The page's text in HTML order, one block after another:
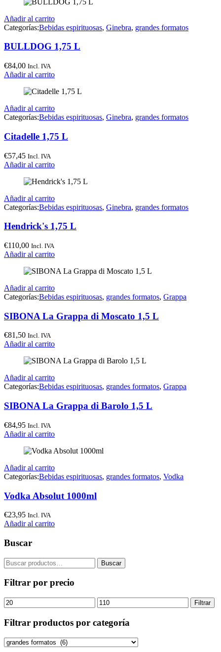
Añadir al carrito
Categorías:Bebidas espirituosas, Ginebra, grandes formatos
BULLDOG 1,75 L
€84,00 Incl. IVA
Añadir al carrito
Añadir al carrito
Categorías:Bebidas espirituosas, Ginebra, grandes formatos
Citadelle 1,75 L
€57,45 Incl. IVA
Añadir al carrito
Añadir al carrito
Categorías:Bebidas espirituosas, Ginebra, grandes formatos
Hendrick's 1,75 L
€110,00 Incl. IVA
Añadir al carrito
Añadir al carrito
Categorías:Bebidas espirituosas, grandes formatos, Grappa
SIBONA La Grappa di Moscato 1,5 L
€81,50 Incl. IVA
Añadir al carrito
Añadir al carrito
Categorías:Bebidas espirituosas, grandes formatos, Grappa
SIBONA La Grappa di Barolo 1,5 L
€84,95 Incl. IVA
Añadir al carrito
Añadir al carrito
Categorías:Bebidas espirituosas, grandes formatos, Vodka
Vodka Absolut 1000ml
€23,95 Incl. IVA
Añadir al carrito
Buscar
Buscar
por:
Buscar
Filtrar por precio
Precio
mínimo
Precio
máximo
Filtrar
Filtrar productos por categoría